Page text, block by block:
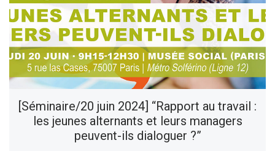
[Séminaire/20 juin 2024] “Rapport au travail :
les jeunes alternants et leurs managers
peuvent-ils dialoguer ?”